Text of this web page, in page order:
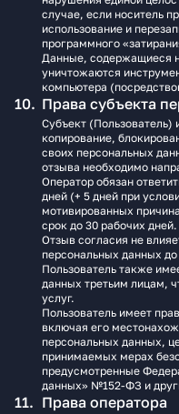
случае, если носитель
использование и
программного
Данные, содержащиеся
уничтожаются
компьютера
Права субъекта
Субъект (Пользователь)
копирование,
своих персональных
отзыва необходимо
Оператор обязан
дней (+ 5 дней при
мотивированных
срок до 30 рабочих дней.
Отзыв согласия не
персональных данных
Пользователь также
данных третьим лицам,
услуг.
Пользователь имеет
включая его
персональных данных,
принимаемых мерах
предусмотренные
данных» №152-ФЗ и
Права оператора